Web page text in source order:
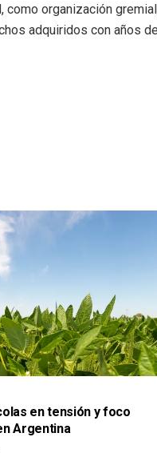
como organización
adquiridos con años de
en tensión y foco
Argentina